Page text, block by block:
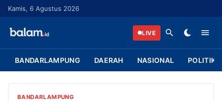
u
Kamis, 6 Agustus 2026
LIVE
BANDARLAMPUNG DAERAH NASIONAL POLITIK
BANDARLAMPUNG